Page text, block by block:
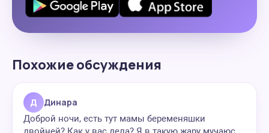
Похожие обсуждения
Д Динара
Доброй ночи, есть тут мамы беременяшки